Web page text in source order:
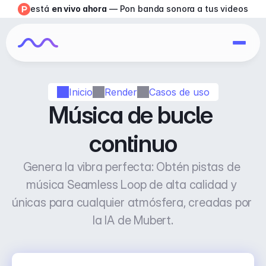
Inicio Render Casos de uso
Música de bucle
continuo
Genera la vibra perfecta: Obtén pistas de
música Seamless Loop de alta calidad y
únicas para cualquier atmósfera, creadas por
la IA de Mubert.
está en vivo ahora — Pon banda sonora a tus videos